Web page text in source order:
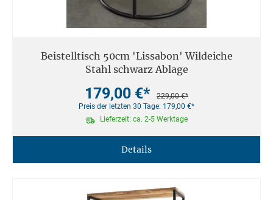
Beistelltisch 50cm 'Lissabon' Wildeiche
Stahl schwarz Ablage
179,00 €*
229,00 €*
Preis der letzten 30 Tage: 179,00 €*
Lieferzeit: ca. 2-5 Werktage
Details